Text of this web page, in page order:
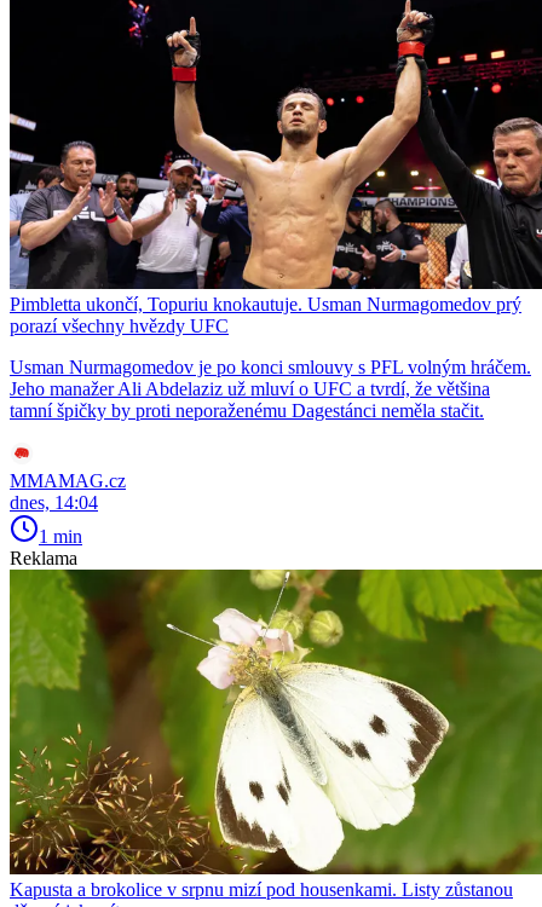
Pimbletta ukončí, Topuriu knokautuje. Usman Nurmagomedov prý
porazí všechny hvězdy UFC
Usman Nurmagomedov je po konci smlouvy s PFL volným hráčem.
Jeho manažer Ali Abdelaziz už mluví o UFC a tvrdí, že většina
tamní špičky by proti neporaženému Dagestánci neměla stačit.
MMAMAG.cz
dnes, 14:04
1 min
Reklama
Kapusta a brokolice v srpnu mizí pod housenkami. Listy zůstanou